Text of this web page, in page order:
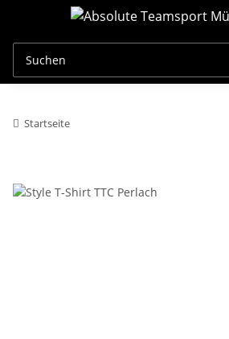
Startseite